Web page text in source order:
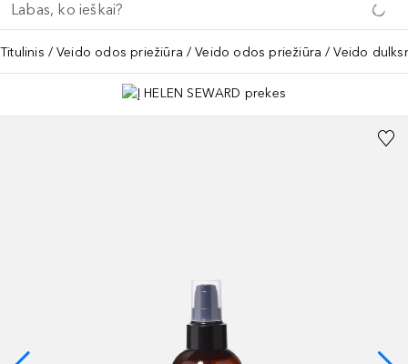
Titulinis Veido odos priežiūra Veido odos priežiūra Veido